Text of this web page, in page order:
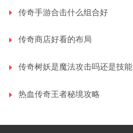
传奇手游合击什么组合好
传奇商店好看的布局
传奇树妖是魔法攻击吗还是技能
热血传奇王者秘境攻略